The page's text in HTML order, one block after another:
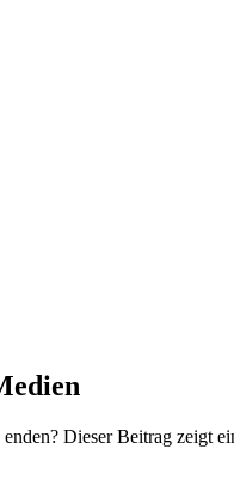
Dieser Beitrag zeigt